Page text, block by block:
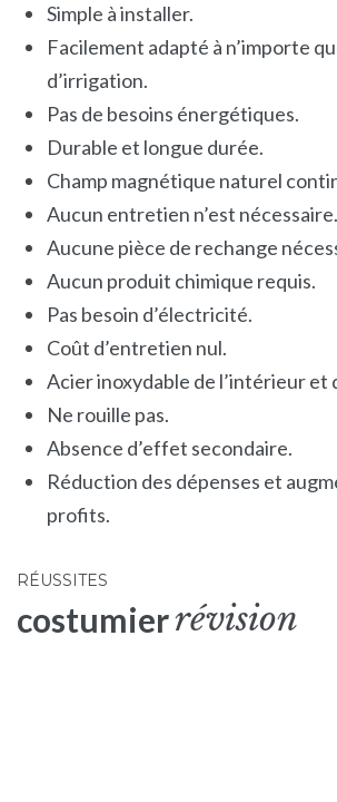
Simple à installer.
Facilement adapté à n’importe
d’irrigation.
Pas de besoins énergétiques.
Durable et longue durée.
Champ magnétique naturel
Aucun entretien n’est nécessaire.
Aucune pièce de rechange
Aucun produit chimique requis.
Pas besoin d’électricité.
Coût d’entretien nul.
Acier inoxydable de l’intérieur et
Ne rouille pas.
Absence d’effet secondaire.
Réduction des dépenses et
profits.
RÉUSSITES
costumierrévision
Commencer